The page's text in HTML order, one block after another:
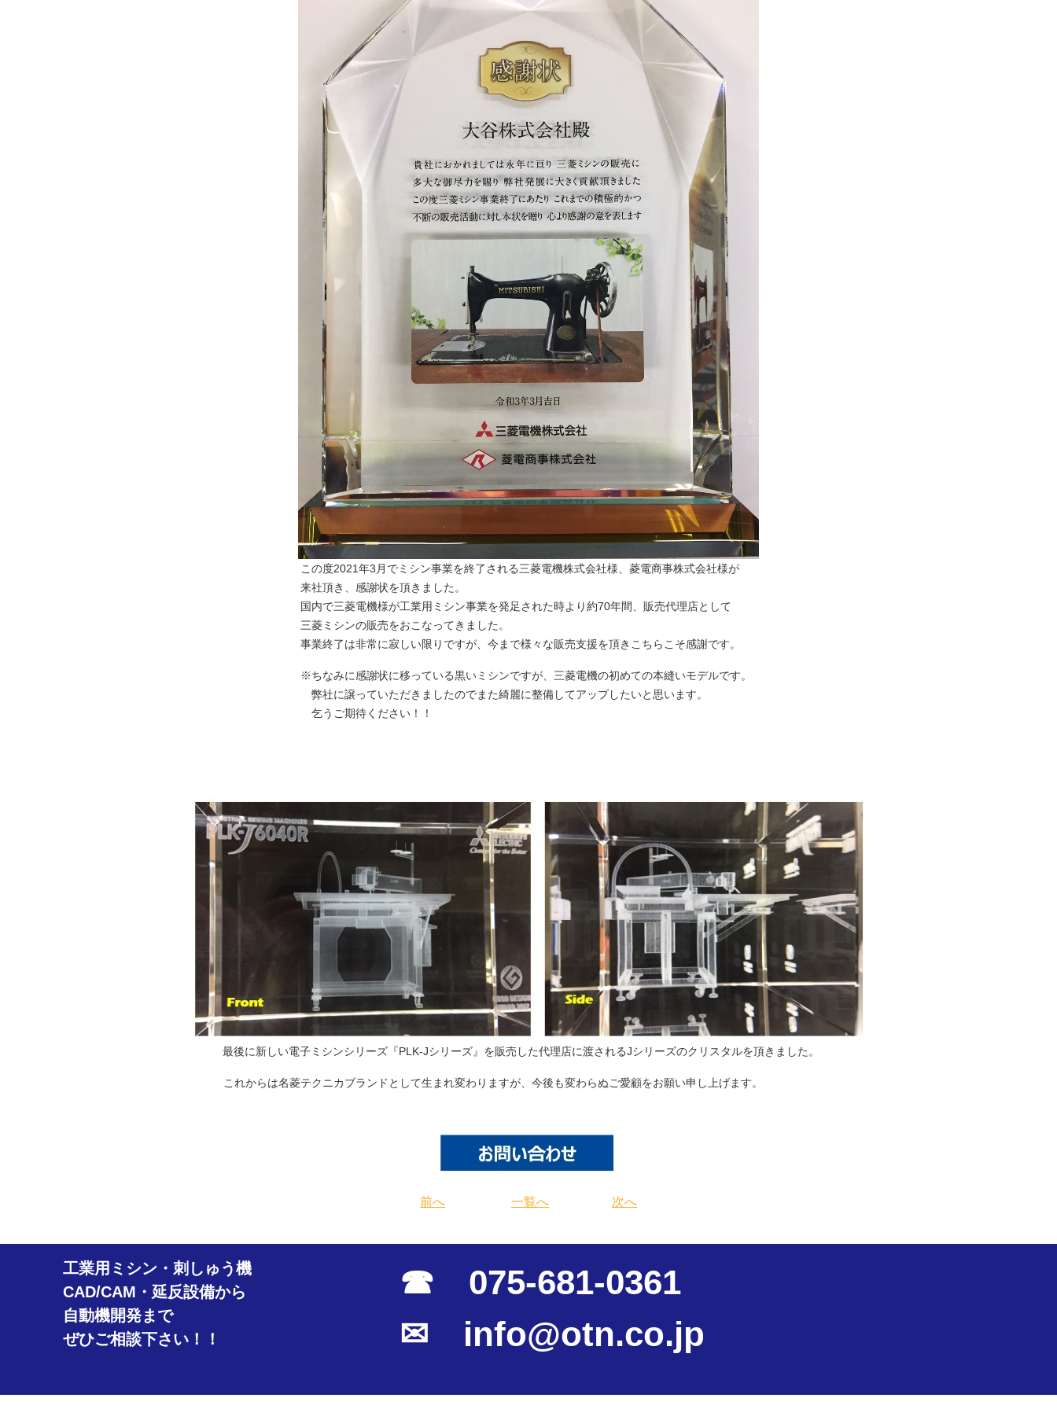
この度2021年3月でミシン事業を終了される三菱電機株式会社様、菱電商事株式会社様が
来社頂き、感謝状を頂きました。
国内で三菱電機様が工業用ミシン事業を発足された時より約70年間、販売代理店として
三菱ミシンの販売をおこなってきました。
事業終了は非常に寂しい限りですが、今まで様々な販売支援を頂きこちらこそ感謝です。
※ちなみに感謝状に移っている黒いミシンですが、三菱電機の初めての本縫いモデルです。
弊社に譲っていただきましたのでまた綺麗に整備してアップしたいと思います。
乞うご期待ください！！
最後に新しい電子ミシンシリーズ『PLK-Jシリーズ』を販売した代理店に渡されるJシリーズのクリスタルを頂きました。
これからは名菱テクニカブランドとして生まれ変わりますが、今後も変わらぬご愛顧をお願い申し上げます。
前へ 一覧へ 次へ
工業用ミシン・刺しゅう機
CAD/CAM・延反設備から
自動機開発まで
ぜひご相談下さい！！
☎ 075-681-0361
✉ info@otn.co.jp